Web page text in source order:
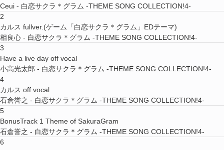
Ceui - 白恋サクラ＊グラム -THEME SONG COLLECTION!4-
2
カルス fullver. (ゲーム「白恋サクラ＊グラム」EDテーマ)
相良心 - 白恋サクラ＊グラム -THEME SONG COLLECTION!4-
3
Have a live day off vocal
小高光太郎 - 白恋サクラ＊グラム -THEME SONG COLLECTION!4-
4
カルス off vocal
石倉誉之 - 白恋サクラ＊グラム -THEME SONG COLLECTION!4-
5
BonusTrack 1 Theme of SakuraGram
石倉誉之 - 白恋サクラ＊グラム -THEME SONG COLLECTION!4-
6